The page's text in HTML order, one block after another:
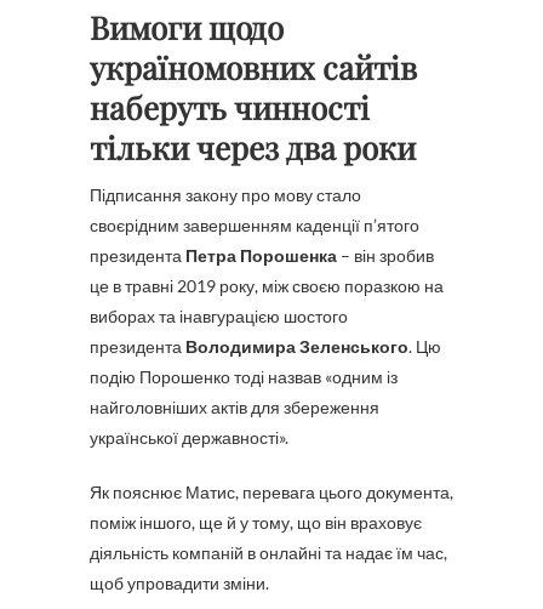
Вимоги щодо
україномовних сайтів
наберуть чинності
тільки через два роки
Підписання закону про мову стало
своєрідним завершенням каденції п’ятого
президента Петра Порошенка – він зробив
це в травні 2019 року, між своєю поразкою на
виборах та інавгурацією шостого
президента Володимира Зеленського. Цю
подію Порошенко тоді назвав «одним із
найголовніших актів для збереження
української державності».
Як пояснює Матис, перевага цього документа,
поміж іншого, ще й у тому, що він враховує
діяльність компаній в онлайні та надає їм час,
щоб упровадити зміни.